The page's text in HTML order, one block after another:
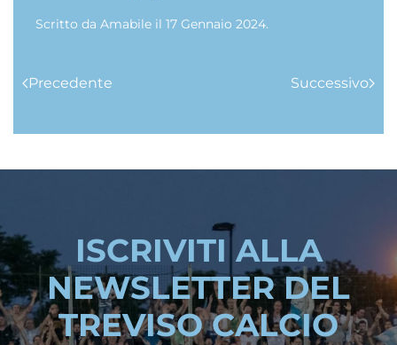
Scritto da Amabile il 17 Gennaio 2024.
Precedente Successivo
ISCRIVITI ALLA
NEWSLETTER DEL
TREVISO CALCIO